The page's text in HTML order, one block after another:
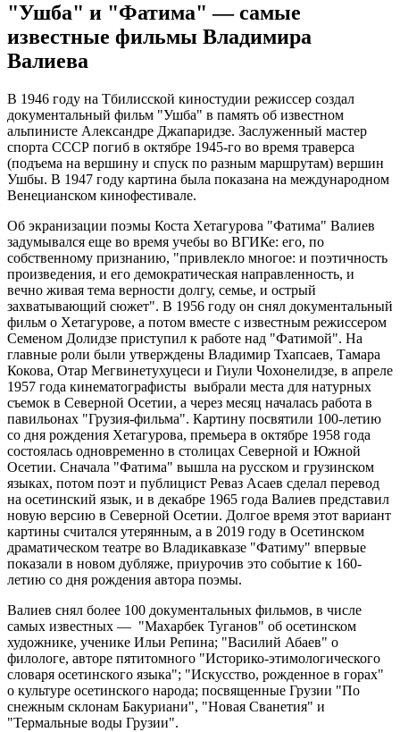
"Ушба" и "Фатима" — самые
известные фильмы Владимира
Валиева
В 1946 году на Тбилисской киностудии режиссер создал
документальный фильм "Ушба" в память об известном
альпинисте Александре Джапаридзе. Заслуженный мастер
спорта СССР погиб в октябре 1945-го во время траверса
(подъема на вершину и спуск по разным маршрутам) вершин
Ушбы. В 1947 году картина была показана на международном
Венецианском кинофестивале.
Об экранизации поэмы Коста Хетагурова "Фатима" Валиев
задумывался еще во время учебы во ВГИКе: его, по
собственному признанию, "привлекло многое: и поэтичность
произведения, и его демократическая направленность, и
вечно живая тема верности долгу, семье, и острый
захватывающий сюжет". В 1956 году он снял документальный
фильм о Хетагурове, а потом вместе с известным режиссером
Семеном Долидзе приступил к работе над "Фатимой". На
главные роли были утверждены Владимир Тхапсаев, Тамара
Кокова, Отар Мегвинетухуцеси и Гиули Чохонелидзе, в апреле
1957 года кинематографисты выбрали места для натурных
съемок в Северной Осетии, а через месяц началась работа в
павильонах "Грузия-фильма". Картину посвятили 100-летию
со дня рождения Хетагурова, премьера в октябре 1958 года
состоялась одновременно в столицах Северной и Южной
Осетии. Сначала "Фатима" вышла на русском и грузинском
языках, потом поэт и публицист Реваз Асаев сделал перевод
на осетинский язык, и в декабре 1965 года Валиев представил
новую версию в Северной Осетии. Долгое время этот вариант
картины считался утерянным, а в 2019 году в Осетинском
драматическом театре во Владикавказе "Фатиму" впервые
показали в новом дубляже, приурочив это событие к 160-
летию со дня рождения автора поэмы.
Валиев снял более 100 документальных фильмов, в числе
самых известных — "Махарбек Туганов" об осетинском
художнике, ученике Ильи Репина; "Василий Абаев" о
филологе, авторе пятитомного "Историко-этимологического
словаря осетинского языка"; "Искусство, рожденное в горах"
о культуре осетинского народа; посвященные Грузии "По
снежным склонам Бакуриани", "Новая Сванетия" и
"Термальные воды Грузии".